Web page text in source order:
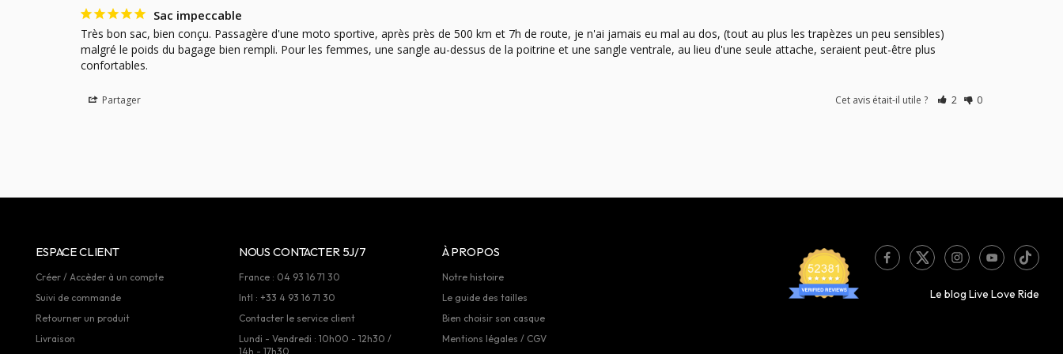
Sac impeccable
Très bon sac, bien conçu. Passagère d'une moto sportive, après près de 500 km et 7h de route, je n'ai jamais eu mal au dos, (tout au plus les trapèzes un peu sensibles)
malgré le poids du bagage bien rempli. Pour les femmes, une sangle au-dessus de la poitrine et une sangle ventrale, au lieu d'une seule attache, seraient peut-être plus
confortables.
Partager Cet avis était-il utile ? 2 0
ESPACE CLIENT
Créer / Accèder à un compte
Suivi de commande
Retourner un produit
Livraison
NOUS CONTACTER 5J/7
France : 04 93 16 71 30
Intl : +33 4 93 16 71 30
Contacter le service client
Lundi - Vendredi : 10h00 - 12h30 /
14h - 17h30
À PROPOS
Notre histoire
Le guide des tailles
Bien choisir son casque
Mentions légales / CGV
Le blog Live Love Ride